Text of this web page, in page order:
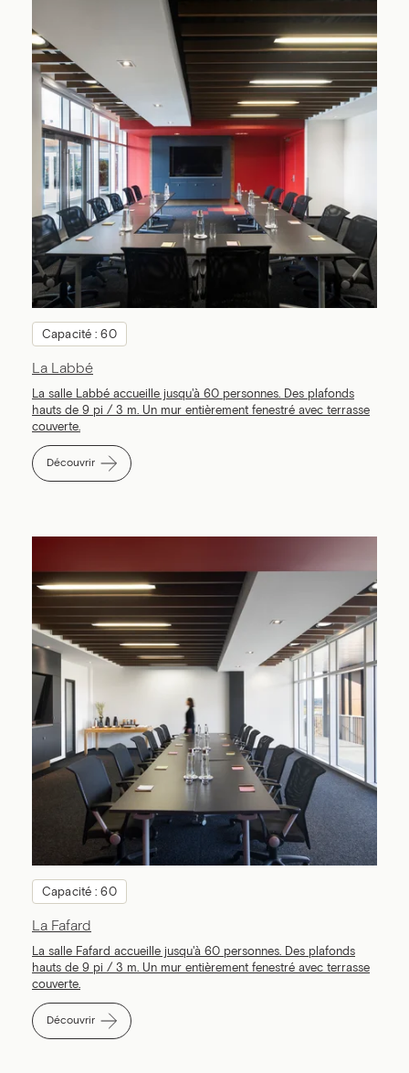
Capacité : 60
La Labbé
La salle Labbé accueille jusqu'à 60 personnes. Des plafonds
hauts de 9 pi / 3 m. Un mur entièrement fenestré avec terrasse
couverte.
Découvrir
Capacité : 60
La Fafard
La salle Fafard accueille jusqu'à 60 personnes. Des plafonds
hauts de 9 pi / 3 m. Un mur entièrement fenestré avec terrasse
couverte.
Découvrir